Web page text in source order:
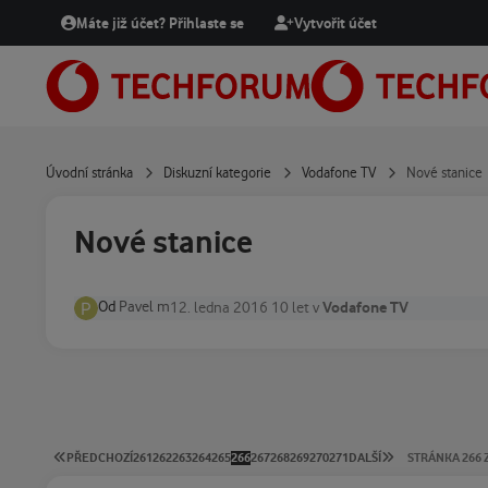
Přejít na obsah
Máte již účet? Přihlaste se Vytvořit účet
Úvodní stránka Diskuzní kategorie Vodafone TV Nové stanice
Nové stanice
Od Pavel m12. ledna 2016 10 let vVodafone TV
PRVNÍ STRÁNKA
PŘEDCHOZÍ261262263264265266267268269270271DALŠÍ POSLEDNÍ
STRÁNKA 266